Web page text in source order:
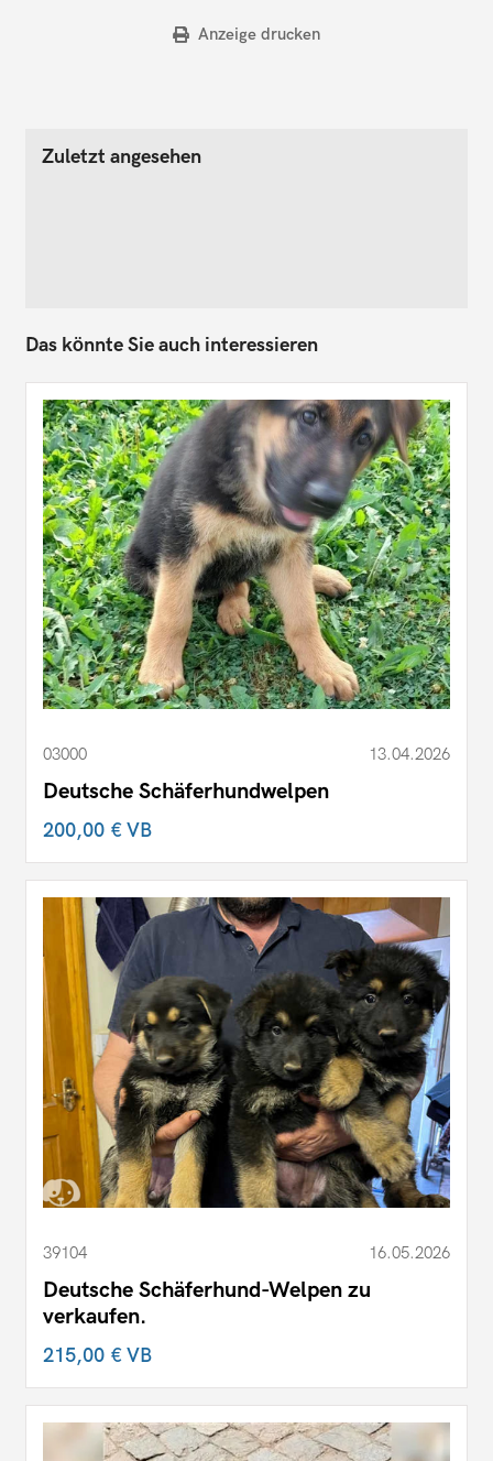
Anzeige drucken
Zuletzt angesehen
Das könnte Sie auch interessieren
03000 13.04.2026
Deutsche Schäferhundwelpen
200,00 €VB
39104 16.05.2026
Deutsche Schäferhund-Welpen zu
verkaufen.
215,00 €VB